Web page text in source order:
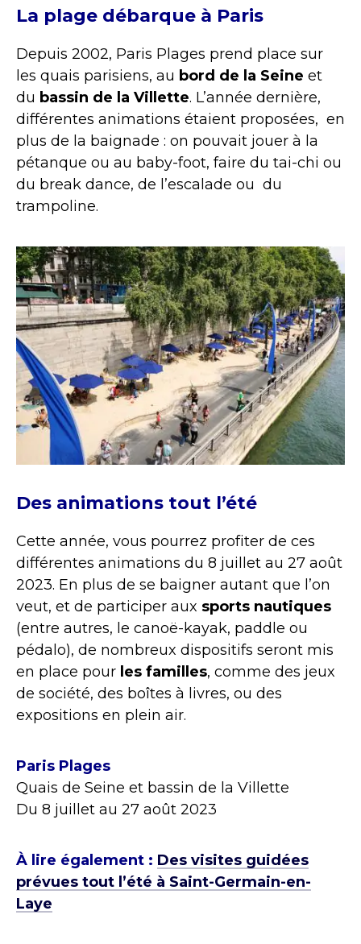
La plage débarque à Paris
Depuis 2002, Paris Plages prend place sur
les quais parisiens, au bord de la Seine et
du bassin de la Villette. L’année dernière,
différentes animations étaient proposées, en
plus de la baignade : on pouvait jouer à la
pétanque ou au baby-foot, faire du tai-chi ou
du break dance, de l’escalade ou du
trampoline.
Des animations tout l’été
Cette année, vous pourrez profiter de ces
différentes animations du 8 juillet au 27 août
2023. En plus de se baigner autant que l’on
veut, et de participer aux sports nautiques
(entre autres, le canoë-kayak, paddle ou
pédalo), de nombreux dispositifs seront mis
en place pour les familles, comme des jeux
de société, des boîtes à livres, ou des
expositions en plein air.
Paris Plages
Quais de Seine et bassin de la Villette
Du 8 juillet au 27 août 2023
À lire également : Des visites guidées
prévues tout l’été à Saint-Germain-en-
Laye